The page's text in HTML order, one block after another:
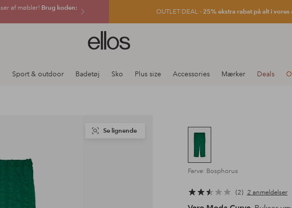
af møbler! Brug koden:
OUTLET DEAL - 25% ekstra rabat på alt i vores
Ellos
logo
gå
Sport & outdoor Badetøj Sko Plus size Accessories Mærker Deals
Se lignende
Farve: Bosphorus
2 2 anmeldelser